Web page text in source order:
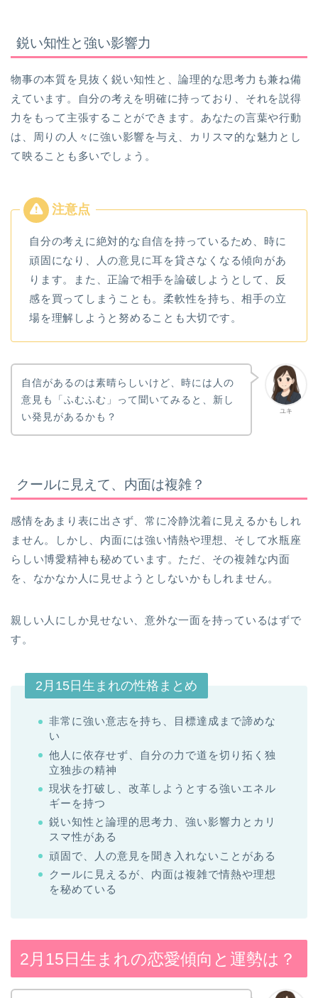
鋭い知性と強い影響力
物事の本質を見抜く鋭い知性と、論理的な思考力も兼ね備
えています。自分の考えを明確に持っており、それを説得
力をもって主張することができます。あなたの言葉や行動
は、周りの人々に強い影響を与え、カリスマ的な魅力とし
て映ることも多いでしょう。
自分の考えに絶対的な自信を持っているため、時に
頑固になり、人の意見に耳を貸さなくなる傾向があ
ります。また、正論で相手を論破しようとして、反
感を買ってしまうことも。柔軟性を持ち、相手の立
場を理解しようと努めることも大切です。
ユキ
自信があるのは素晴らしいけど、時には人の
意見も「ふむふむ」って聞いてみると、新し
い発見があるかも？
クールに見えて、内面は複雑？
感情をあまり表に出さず、常に冷静沈着に見えるかもしれ
ません。しかし、内面には強い情熱や理想、そして水瓶座
らしい博愛精神も秘めています。ただ、その複雑な内面
を、なかなか人に見せようとしないかもしれません。
親しい人にしか見せない、意外な一面を持っているはずで
す。
2月15日生まれの性格まとめ
非常に強い意志を持ち、目標達成まで諦めな
い
他人に依存せず、自分の力で道を切り拓く独
立独歩の精神
現状を打破し、改革しようとする強いエネル
ギーを持つ
鋭い知性と論理的思考力、強い影響力とカリ
スマ性がある
頑固で、人の意見を聞き入れないことがある
クールに見えるが、内面は複雑で情熱や理想
を秘めている
2月15日生まれの恋愛傾向と運勢は？